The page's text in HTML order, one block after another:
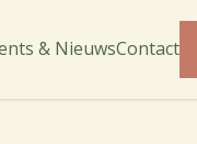
& NieuwsContact